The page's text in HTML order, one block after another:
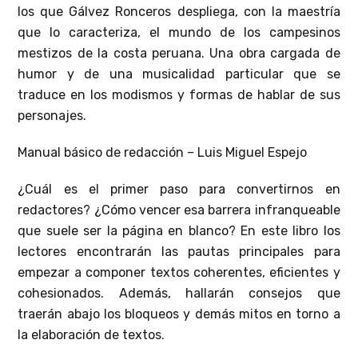
los que Gálvez Ronceros despliega, con la maestría
que lo caracteriza, el mundo de los campesinos
mestizos de la costa peruana. Una obra cargada de
humor y de una musicalidad particular que se
traduce en los modismos y formas de hablar de sus
personajes.
Manual básico de redacción – Luis Miguel Espejo
¿Cuál es el primer paso para convertirnos en
redactores? ¿Cómo vencer esa barrera infranqueable
que suele ser la página en blanco? En este libro los
lectores encontrarán las pautas principales para
empezar a componer textos coherentes, eficientes y
cohesionados. Además, hallarán consejos que
traerán abajo los bloqueos y demás mitos en torno a
la elaboración de textos.